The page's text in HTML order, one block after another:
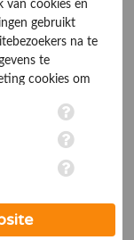
te delen
van cookies en
gebruikt
na te
te
cookies om
Je geeft
hieronder een
. Lees voor meer